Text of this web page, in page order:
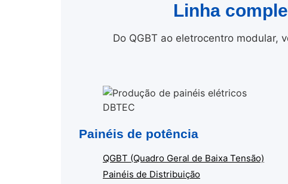
Linha
Do QGBT ao eletrocentro modular,
Painéis de potência
QGBT (Quadro Geral de Baixa Tensão)
Painéis de Distribuição